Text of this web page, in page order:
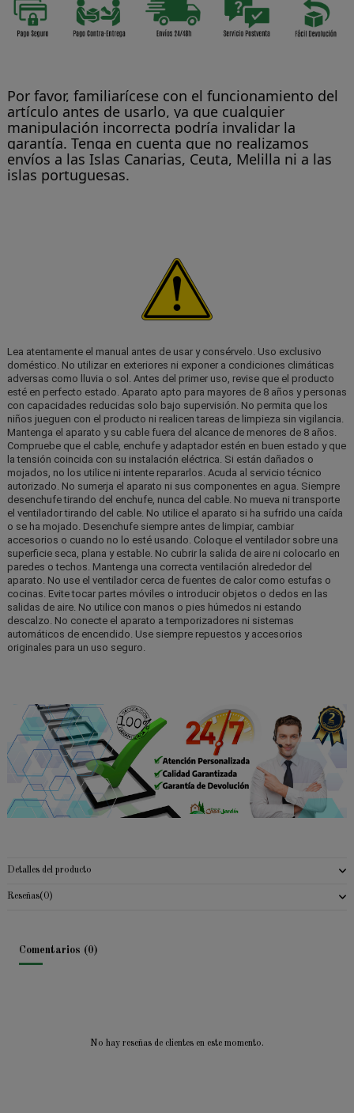
Por favor, familiarícese con el funcionamiento del
artículo antes de usarlo, ya que cualquier
manipulación incorrecta podría invalidar la
garantía. Tenga en cuenta que no realizamos
envíos a las Islas Canarias, Ceuta, Melilla ni a las
islas portuguesas.
Lea atentamente el manual antes de usar y consérvelo. Uso exclusivo
doméstico. No utilizar en exteriores ni exponer a condiciones climáticas
adversas como lluvia o sol. Antes del primer uso, revise que el producto
esté en perfecto estado. Aparato apto para mayores de 8 años y personas
con capacidades reducidas solo bajo supervisión. No permita que los
niños jueguen con el producto ni realicen tareas de limpieza sin vigilancia.
Mantenga el aparato y su cable fuera del alcance de menores de 8 años.
Compruebe que el cable, enchufe y adaptador estén en buen estado y que
la tensión coincida con su instalación eléctrica. Si están dañados o
mojados, no los utilice ni intente repararlos. Acuda al servicio técnico
autorizado. No sumerja el aparato ni sus componentes en agua. Siempre
desenchufe tirando del enchufe, nunca del cable. No mueva ni transporte
el ventilador tirando del cable. No utilice el aparato si ha sufrido una caída
o se ha mojado. Desenchufe siempre antes de limpiar, cambiar
accesorios o cuando no lo esté usando. Coloque el ventilador sobre una
superficie seca, plana y estable. No cubrir la salida de aire ni colocarlo en
paredes o techos. Mantenga una correcta ventilación alrededor del
aparato. No use el ventilador cerca de fuentes de calor como estufas o
cocinas. Evite tocar partes móviles o introducir objetos o dedos en las
salidas de aire. No utilice con manos o pies húmedos ni estando
descalzo. No conecte el aparato a temporizadores ni sistemas
automáticos de encendido. Use siempre repuestos y accesorios
originales para un uso seguro.
Detalles del producto
Reseñas(0)
Comentarios (0)
No hay reseñas de clientes en este momento.